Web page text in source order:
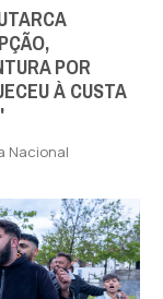
POR
À CUSTA
Nacional